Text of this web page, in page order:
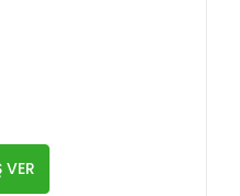
VER